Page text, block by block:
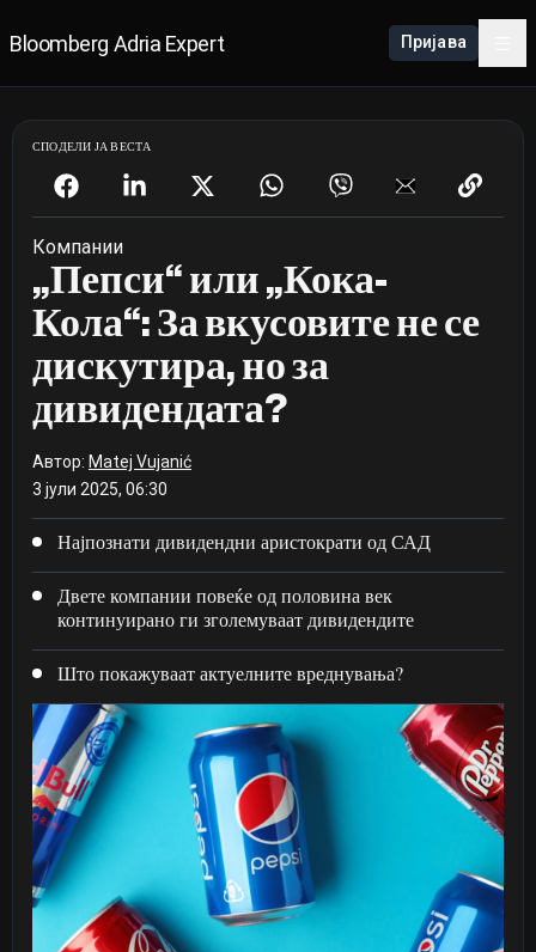
Bloomberg Adria Expert Пријава
СПОДЕЛИ ЈА ВЕСТА
Компании
„Пепси“ или „Кока-
Кола“: За вкусовите не се
дискутира, но за
дивидендата?
Автор: Matej Vujanić
3 јули 2025, 06:30
Најпознати дивидендни аристократи од САД
Двете компании повеќе од половина век
континуирано ги зголемуваат дивидендите
Што покажуваат актуелните вреднувања?